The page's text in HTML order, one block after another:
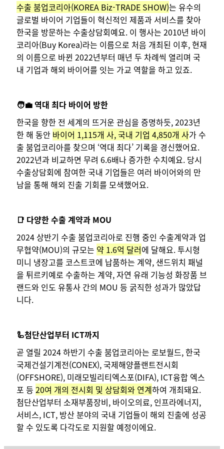
수출 붐업코리아(KOREA Biz-TRADE SHOW)는 유수의
글로벌 바이어 기업들이 혁신적인 제품과 서비스를 찾아
한국을 방문하는 수출상담회예요. 이 행사는 2010년 바이
코리아(Buy Korea)라는 이름으로 처음 개최된 이후, 현재
의 이름으로 바뀐 2022년부터 매년 두 차례씩 열리며 국
내 기업과 해외 바이어를 잇는 가교 역할을 하고 있죠.
🧑‍💼 역대 최다 바이어 방한
한국을 향한 전 세계의 뜨거운 관심을 증명하듯, 2023년
한 해 동안 바이어 1,115개 사, 국내 기업 4,850개 사가 수
출 붐업코리아를 찾으며 ‘역대 최다’ 기록을 경신했어요.
2022년과 비교하면 무려 6.6배나 증가한 수치예요. 당시
수출상담회에 참여한 국내 기업들은 여러 바이어와의 만
남을 통해 해외 진출 기회를 모색했어요.
📑 다양한 수출 계약과 MOU
2024 상반기 수출 붐업코리아로 진행 중인 수출계약과 업
무협약(MOU)의 규모는 약 1.6억 달러에 달해요. 투시형
미니 냉장고를 코스트코에 납품하는 계약, 샌드위치 패널
을 튀르키예로 수출하는 계약, 자연 유래 기능성 화장품 브
랜드와 인도 유통사 간의 MOU 등 굵직한 성과가 많았답
니다.
🦾첨단산업부터 ICT까지
곧 열릴 2024 하반기 수출 붐업코리아는 로보월드, 한국
국제건설기계전(CONEX), 국제해양플랜트전시회
(OFFSHORE), 미래모빌리티엑스포(DIFA), ICT융합 엑스
포 등 20여 개의 전시회 및 상담회와 연계하여 개최돼요.
첨단산업부터 소재부품장비, 바이오의료, 인프라에너지,
서비스, ICT, 방산 분야의 국내 기업들이 해외 진출에 성공
할 수 있도록 다각도로 지원할 예정이에요.